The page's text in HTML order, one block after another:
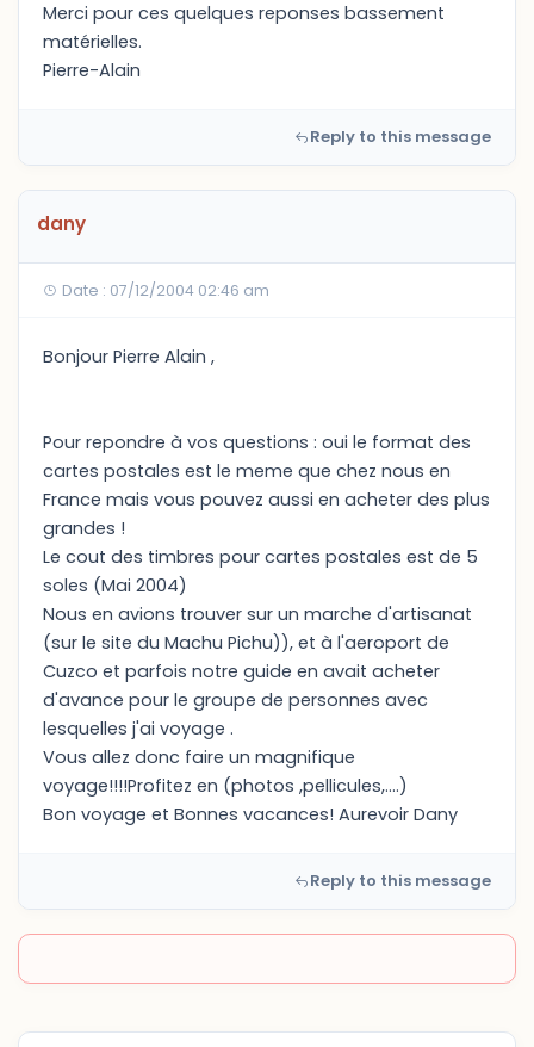
Merci pour ces quelques reponses bassement
matérielles.
Pierre-Alain
Reply to this message
dany
Date : 07/12/2004 02:46 am
Bonjour Pierre Alain ,
Pour repondre à vos questions : oui le format des
cartes postales est le meme que chez nous en
France mais vous pouvez aussi en acheter des plus
grandes !
Le cout des timbres pour cartes postales est de 5
soles (Mai 2004)
Nous en avions trouver sur un marche d'artisanat
(sur le site du Machu Pichu)), et à l'aeroport de
Cuzco et parfois notre guide en avait acheter
d'avance pour le groupe de personnes avec
lesquelles j'ai voyage .
Vous allez donc faire un magnifique
voyage!!!!Profitez en (photos ,pellicules,....)
Bon voyage et Bonnes vacances! Aurevoir Dany
Reply to this message